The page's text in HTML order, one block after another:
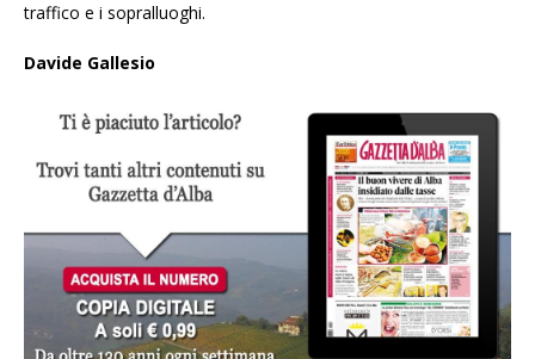
traffico e i sopralluoghi.
Davide Gallesio